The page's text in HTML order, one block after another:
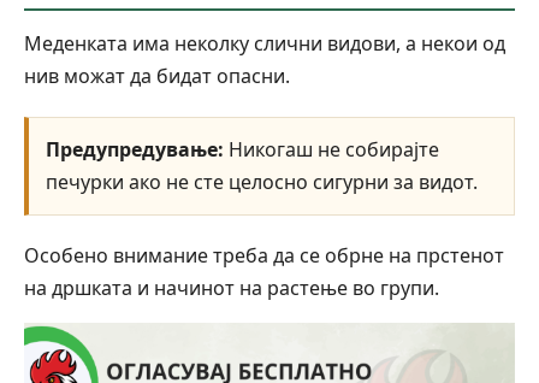
Меденката има неколку слични видови, а некои од
нив можат да бидат опасни.
Предупредување: Никогаш не собирајте
печурки ако не сте целосно сигурни за видот.
Особено внимание треба да се обрне на прстенот
на дршката и начинот на растење во групи.